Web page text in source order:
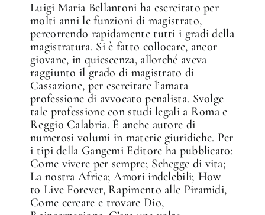
Luigi Maria Bellantoni ha esercitato per
molti anni le funzioni di magistrato,
percorrendo rapidamente tutti i gradi della
magistratura. Si è fatto collocare, ancor
giovane, in quiescenza, allorché aveva
raggiunto il grado di magistrato di
Cassazione, per esercitare l’amata
professione di avvocato penalista. Svolge
tale professione con studi legali a Roma e
Reggio Calabria. È anche autore di
numerosi volumi in materie giuridiche. Per
i tipi della Gangemi Editore ha pubblicato:
Come vivere per sempre; Schegge di vita;
La nostra Africa; Amori indelebili; How
to Live Forever, Rapimento alle Piramidi,
Come cercare e trovare Dio,